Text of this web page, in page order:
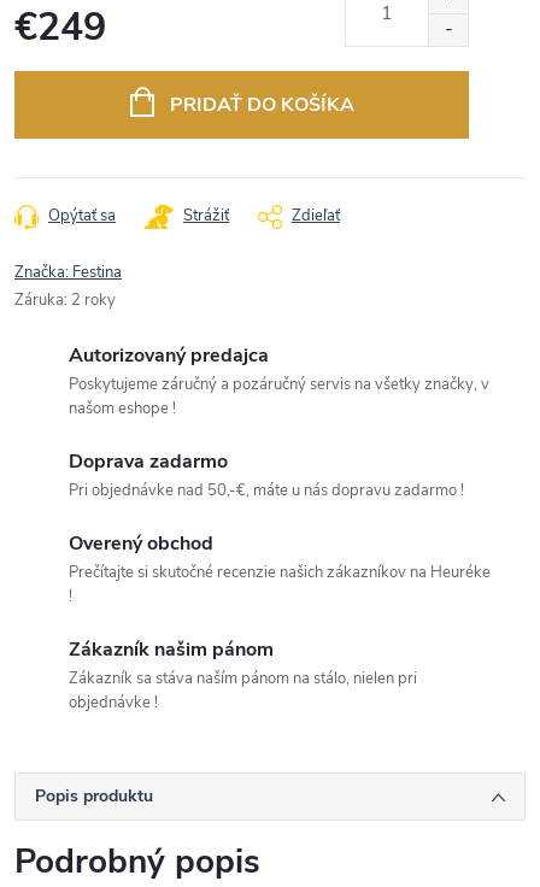
€249
PRIDAŤ DO KOŠÍKA
Opýtať sa Strážiť Zdieľať
Značka: Festina
Záruka: 2 roky
Autorizovaný predajca
Poskytujeme záručný a pozáručný servis na všetky značky, v
našom eshope !
Doprava zadarmo
Pri objednávke nad 50,-€, máte u nás dopravu zadarmo !
Overený obchod
Prečítajte si skutočné recenzie našich zákazníkov na Heuréke
!
Zákazník našim pánom
Zákazník sa stáva naším pánom na stálo, nielen pri
objednávke !
Popis produktu
Podrobný popis